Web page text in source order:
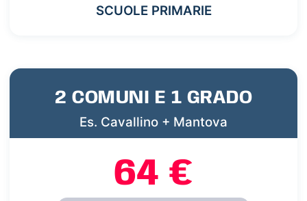
SCUOLE PRIMARIE
2 COMUNI E 1 GRADO
Es. Cavallino + Mantova
64 €